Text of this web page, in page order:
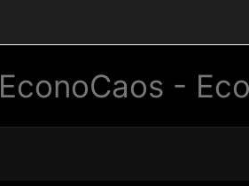
EconoCaos -